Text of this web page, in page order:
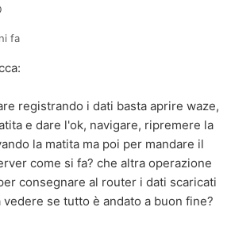
fa
registrando i dati basta aprire waze,
e dare l'ok, navigare, ripremere la
la matita ma poi per mandare il
come si fa? che altra operazione
consegnare al router i dati scaricati
vedere se tutto è andato a buon fine?